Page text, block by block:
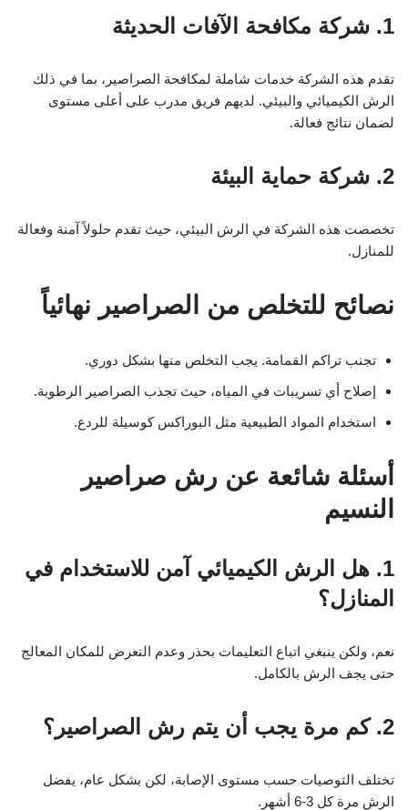
1. شركة مكافحة الآفات الحديثة
تقدم هذه الشركة خدمات شاملة لمكافحة الصراصير، بما في ذلك
الرش الكيميائي والبيئي. لديهم فريق مدرب على أعلى مستوى
لضمان نتائج فعالة.
2. شركة حماية البيئة
تخصصت هذه الشركة في الرش البيئي، حيث تقدم حلولاً آمنة وفعالة
للمنازل.
نصائح للتخلص من الصراصير نهائياً
تجنب تراكم القمامة. يجب التخلص منها بشكل دوري.
إصلاح أي تسريبات في المياه، حيث تجذب الصراصير الرطوبة.
استخدام المواد الطبيعية مثل البوراكس كوسيلة للردع.
أسئلة شائعة عن رش صراصير
النسيم
1. هل الرش الكيميائي آمن للاستخدام في
المنازل؟
نعم، ولكن ينبغي اتباع التعليمات بحذر وعدم التعرض للمكان المعالج
حتى يجف الرش بالكامل.
2. كم مرة يجب أن يتم رش الصراصير؟
تختلف التوصيات حسب مستوى الإصابة، لكن بشكل عام، يفضل
الرش مرة كل 3-6 أشهر.